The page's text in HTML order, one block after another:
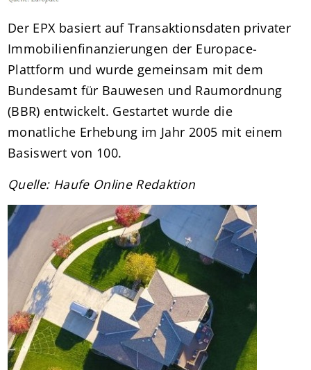
Der EPX basiert auf Transaktionsdaten privater
Immobilien­finanzierungen der Europace-
Plattform und wurde gemeinsam mit dem
Bundesamt für Bauwesen und Raumordnung
(BBR) entwickelt. Gestartet wurde die
monatliche Erhebung im Jahr 2005 mit einem
Basiswert von 100.
Quelle: Haufe Online Redaktion